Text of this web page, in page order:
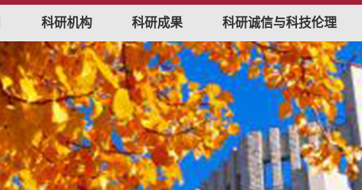
科研机构 科研成果 科研诚信与科技伦理